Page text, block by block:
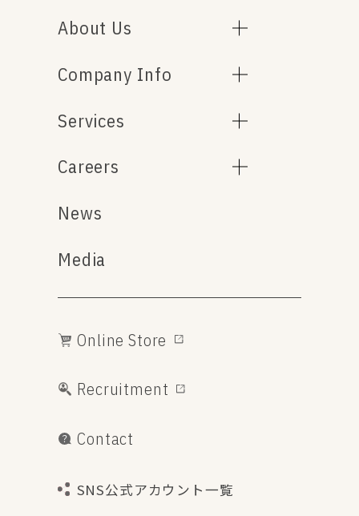
Online Store
Recruitment
Contact
SNS公式アカウント一覧
About Us
Company Info
Services
Careers
News
Media